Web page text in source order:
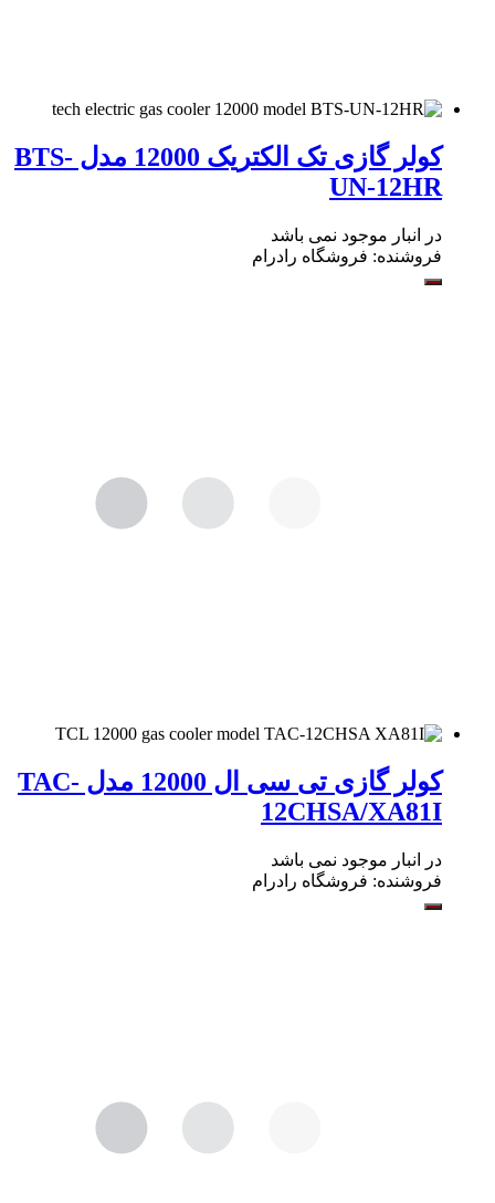
کولر گازی تک الکتریک 12000 مدل BTS-
UN-12HR
در انبار موجود نمی باشد
فروشنده: فروشگاه رادرام
کولر گازی تی سی ال 12000 مدل TAC-
12CHSA/XA81I
در انبار موجود نمی باشد
فروشنده: فروشگاه رادرام